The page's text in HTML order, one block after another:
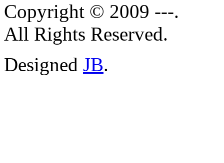
Copyright © 2009 ---.
All Rights Reserved.
Designed JB.